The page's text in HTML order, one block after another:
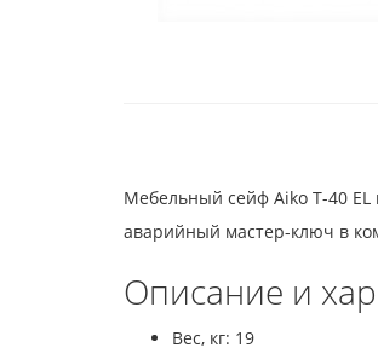
Мебельный сейф Aiko T-40
аварийный мастер-ключ в
Описание и
Вес, кг: 19